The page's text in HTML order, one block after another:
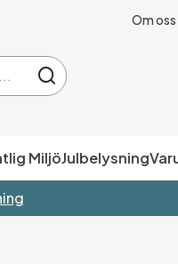
Om oss
MiljöJulbelysning